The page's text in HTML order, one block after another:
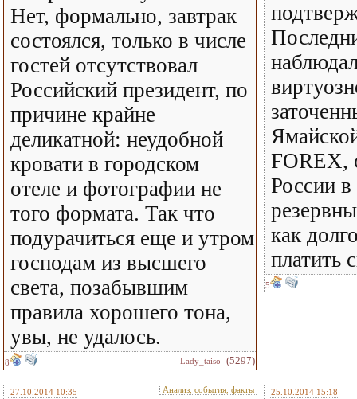
Нет, формально, завтрак
состоялся, только в числе
гостей отсутствовал
Российский президент, по
причине крайне
деликатной: неудобной
кровати в городском
отеле и фотографии не
того формата. Так что
подурачиться еще и утром
господам из высшего
света, позабывшим
правила хорошего тона,
увы, не удалось.
8 Lady_taiso (5297)
FOREX,
России в
как
платить
5
27.10.2014 10:35 Анализ, события, факты 25.10.2014 15:18